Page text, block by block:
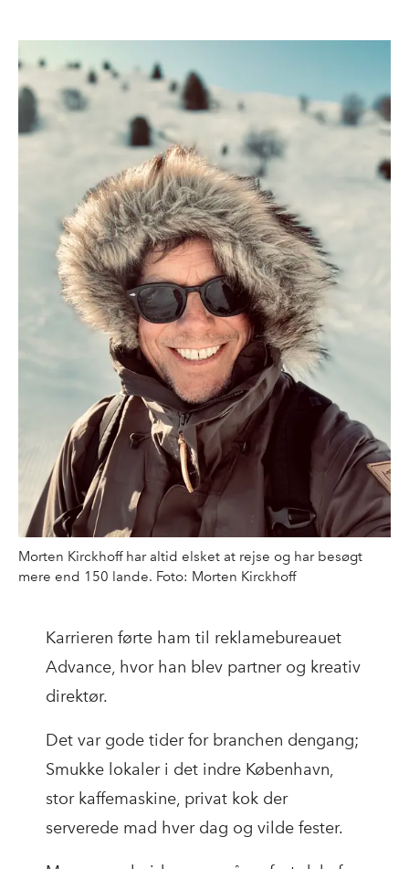
Morten Kirckhoff har altid elsket at rejse og har besøgt
mere end 150 lande. Foto: Morten Kirckhoff
Karrieren førte ham til reklamebureauet
Advance, hvor han blev partner og kreativ
direktør.
Det var gode tider for branchen dengang;
Smukke lokaler i det indre København,
stor kaffemaskine, privat kok der
serverede mad hver dag og vilde fester.